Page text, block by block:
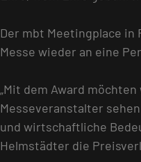
Der mbt Meetingplace
Messe wieder an eine
„Mit dem Award
Messeveranstalter
und wirtschaftliche
Helmstädter die